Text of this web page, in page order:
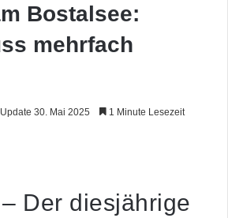
Bostalsee:
mehrfach
30. Mai 2025 1 Minute Lesezeit
– Der diesjährige